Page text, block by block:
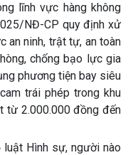
lĩnh vực hàng không
NĐ-CP quy định xử
an ninh, trật tự, an toàn
chống bạo lực gia
phương tiện bay siêu
trái phép trong khu
từ 2.000.000 đồng đến
Hình sự, người nào